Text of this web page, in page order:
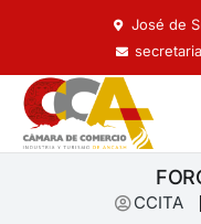
José de
CCITA